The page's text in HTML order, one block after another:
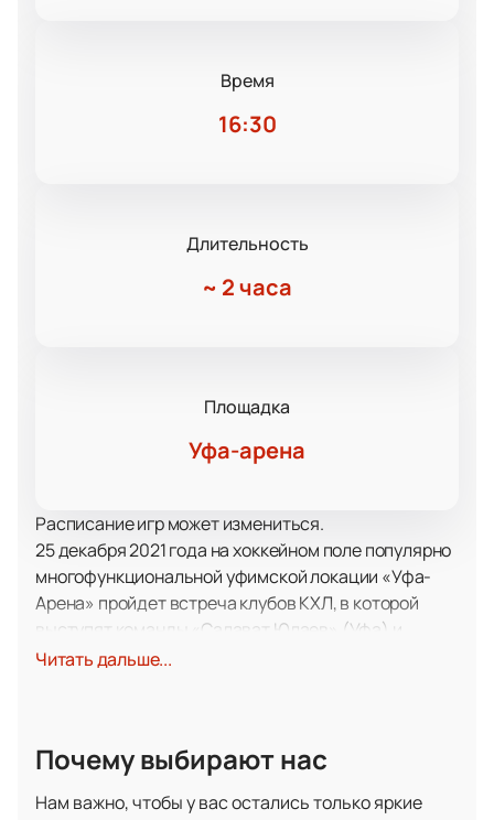
Время
16:30
Длительность
~ 2 часа
Площадка
Уфа-арена
Расписание игр может измениться.
25 декабря 2021 года на хоккейном поле популярно
многофункциональной уфимской локации «Уфа-
Арена» пройдет встреча клубов КХЛ, в которой
выступят команды «Салават Юлаев» (Уфа) и
«Автомобилист» (Екатеринбург).
отечественного хоккея. Команда постоянно
первенства и уже привозила домой Кубок Гагарина,
Читать дальше...
Почему выбирают нас
Нам важно, чтобы у вас остались только яркие